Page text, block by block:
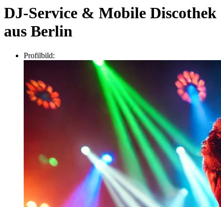
DJ-Service & Mobile Discothek
aus Berlin
Profilbild: